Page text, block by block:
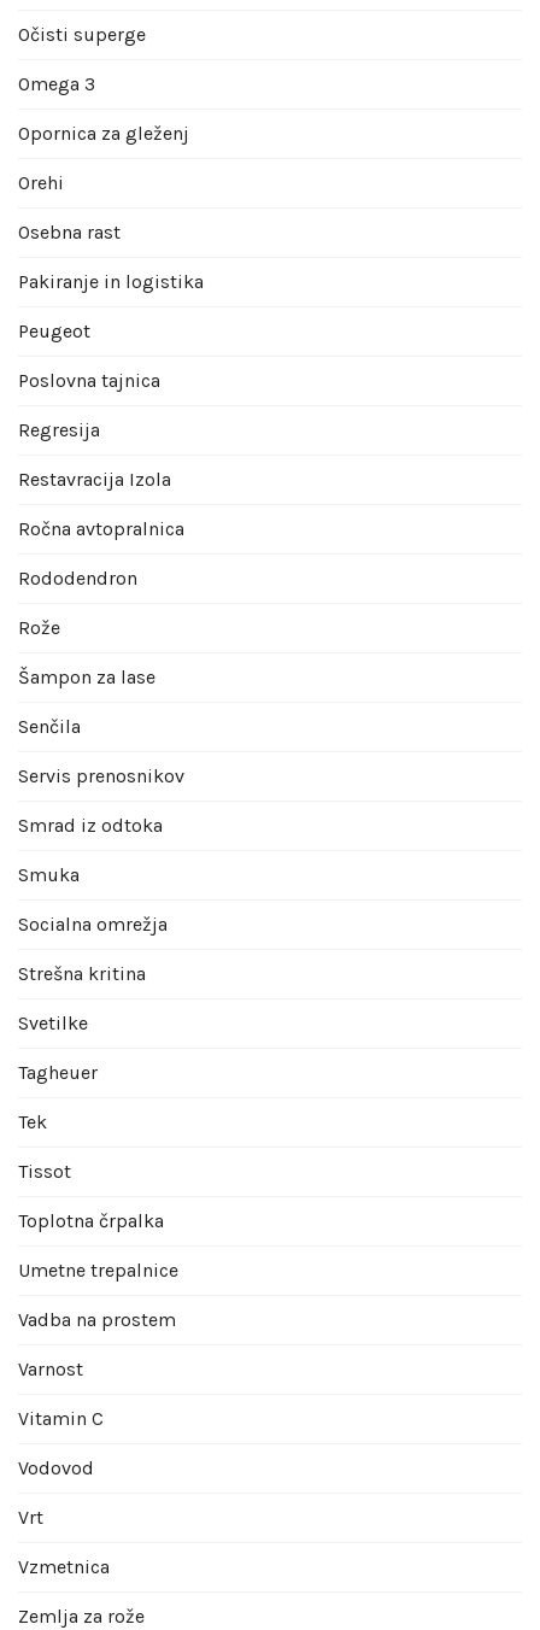
Očisti superge
Omega 3
Opornica za gleženj
Orehi
Osebna rast
Pakiranje in logistika
Peugeot
Poslovna tajnica
Regresija
Restavracija Izola
Ročna avtopralnica
Rododendron
Rože
Šampon za lase
Senčila
Servis prenosnikov
Smrad iz odtoka
Smuka
Socialna omrežja
Strešna kritina
Svetilke
Tagheuer
Tek
Tissot
Toplotna črpalka
Umetne trepalnice
Vadba na prostem
Varnost
Vitamin C
Vodovod
Vrt
Vzmetnica
Zemlja za rože